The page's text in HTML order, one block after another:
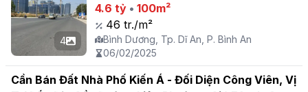
4
4.6 tỷ •100m²
46 tr./m²
Bình Dương, Tp. Dĩ An, P. Bình An
06/02/2025
Cần Bán Đất Nhà Phố Kiến Á - Đối Diện Công Viên, Vị